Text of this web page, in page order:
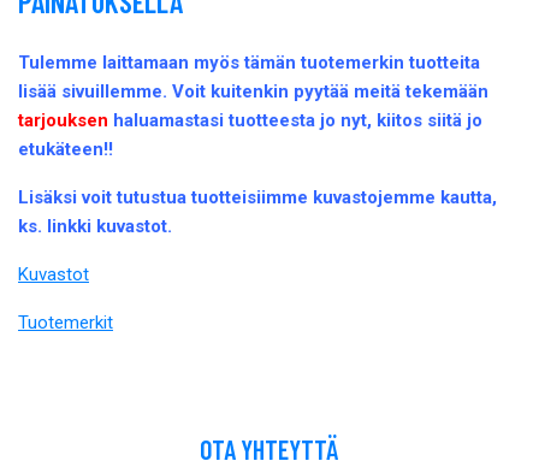
Tulemme laittamaan myös tämän tuotemerkin tuotteita
lisää sivuillemme. Voit kuitenkin pyytää meitä tekemään
tarjouksen haluamastasi tuotteesta jo nyt, kiitos siitä jo
etukäteen!!
Lisäksi voit tutustua tuotteisiimme kuvastojemme kautta,
ks. linkki kuvastot.
Kuvastot
Tuotemerkit
OTA YHTEYTTÄ